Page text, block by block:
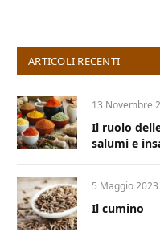
ARTICOLI RECENTI
13 Novembre
Il ruolo
salumi e
5 Maggio 2023
Il cumino